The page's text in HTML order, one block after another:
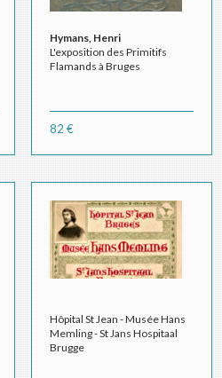
Hymans, Henri
L'exposition des Primitifs
Flamands à Bruges
82 €
Hôpital St Jean - Musée Hans
Memling - St Jans Hospitaal
Brugge